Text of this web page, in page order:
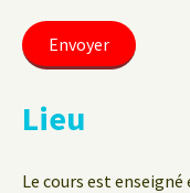
Lieu
Le cours est